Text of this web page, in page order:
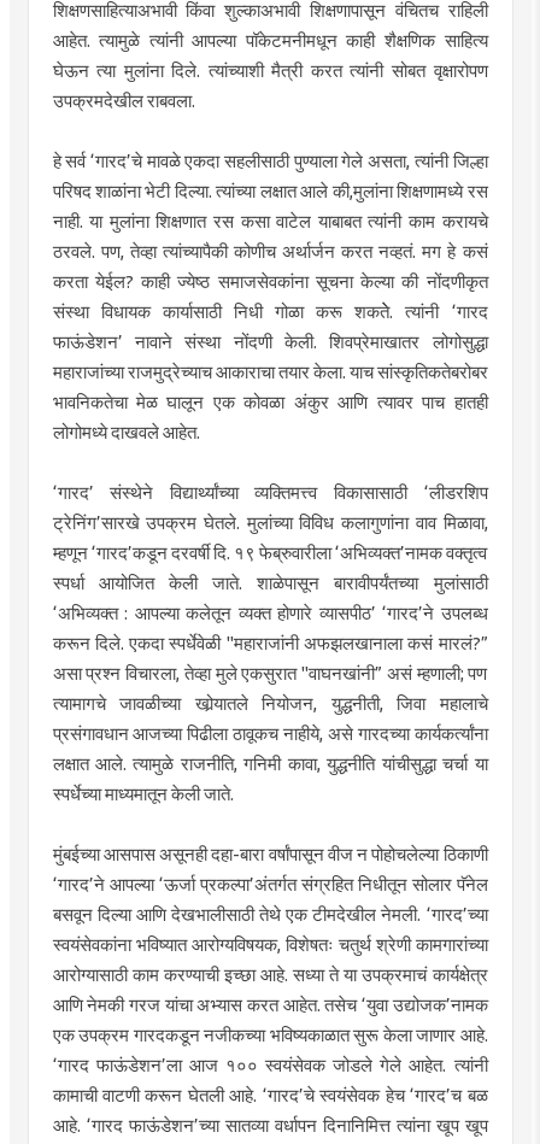
शिक्षणसाहित्याअभावी किंवा शुल्काअभावी शिक्षणापासून वंचितच राहिली
आहेत. त्यामुळे त्यांनी आपल्या पॉकेटमनीमधून काही शैक्षणिक साहित्य
घेऊन त्या मुलांना दिले. त्यांच्याशी मैत्री करत त्यांनी सोबत वृक्षारोपण
उपक्रमदेखील राबवला.
हे सर्व ‘गारद’चे मावळे एकदा सहलीसाठी पुण्याला गेले असता, त्यांनी जिल्हा
परिषद शाळांना भेटी दिल्या. त्यांच्या लक्षात आले की,मुलांना शिक्षणामध्ये रस
नाही. या मुलांना शिक्षणात रस कसा वाटेल याबाबत त्यांनी काम करायचे
ठरवले. पण, तेव्हा त्यांच्यापैकी कोणीच अर्थार्जन करत नव्हतं. मग हे कसं
करता येईल? काही ज्येष्ठ समाजसेवकांना सूचना केल्या की नोंदणीकृत
संस्था विधायक कार्यासाठी निधी गोळा करू शकतेे. त्यांनी ‘गारद
फाऊंडेशन’ नावाने संस्था नोंदणी केली. शिवप्रेमाखातर लोगोसुद्धा
महाराजांच्या राजमुद्रेच्याच आकाराचा तयार केला. याच सांस्कृतिकतेबरोबर
भावनिकतेचा मेळ घालून एक कोवळा अंकुर आणि त्यावर पाच हातही
लोगोमध्ये दाखवले आहेत.
‘गारद’ संस्थेने विद्यार्थ्यांच्या व्यक्तिमत्त्व विकासासाठी ‘लीडरशिप
ट्रेनिंग’सारखे उपक्रम घेतले. मुलांच्या विविध कलागुणांना वाव मिळावा,
म्हणून ‘गारद’कडून दरवर्षी दि. १९ फेब्रुवारीला ‘अभिव्यक्त’नामक वक्तृत्व
स्पर्धा आयोजित केली जाते. शाळेपासून बारावीपर्यंतच्या मुलांसाठी
‘अभिव्यक्त : आपल्या कलेतून व्यक्त होणारे व्यासपीठ’ ‘गारद’ने उपलब्ध
करून दिले. एकदा स्पर्धेवेळी "महाराजांनी अफझलखानाला कसं मारलं?”
असा प्रश्न विचारला, तेव्हा मुले एकसुरात "वाघनखांनी” असं म्हणाली; पण
त्यामागचे जावळीच्या खोर्‍यातले नियोजन, युद्धनीती, जिवा महालाचे
प्रसंगावधान आजच्या पिढीला ठावूकच नाहीये, असे गारदच्या कार्यकर्त्यांना
लक्षात आले. त्यामुळे राजनीति, गनिमी कावा, युद्धनीति यांचीसुद्धा चर्चा या
स्पर्धेच्या माध्यमातून केली जाते.
मुंबईच्या आसपास असूनही दहा-बारा वर्षांपासून वीज न पोहोचलेल्या ठिकाणी
‘गारद’ने आपल्या ‘ऊर्जा प्रकल्पा’अंतर्गत संग्रहित निधीतून सोलार पॅनेल
बसवून दिल्या आणि देखभालीसाठी तेथे एक टीमदेखील नेमली. ‘गारद’च्या
स्वयंसेवकांना भविष्यात आरोग्यविषयक, विशेषतः चतुर्थ श्रेणी कामगारांच्या
आरोग्यासाठी काम करण्याची इच्छा आहे. सध्या ते या उपक्रमाचं कार्यक्षेत्र
आणि नेमकी गरज यांचा अभ्यास करत आहेत. तसेच ‘युवा उद्योजक’नामक
एक उपक्रम गारदकडून नजीकच्या भविष्यकाळात सुरू केला जाणार आहे.
‘गारद फाऊंडेशन’ला आज १०० स्वयंसेवक जोडले गेले आहेत. त्यांनी
कामाची वाटणी करून घेतली आहे. ‘गारद’चे स्वयंसेवक हेच ‘गारद’च बळ
आहे. ‘गारद फाऊंडेशन’च्या सातव्या वर्धापन दिनानिमित्त त्यांना खूप खूप